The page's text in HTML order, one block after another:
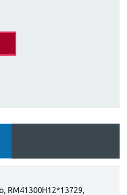
RM41300H12*13729,